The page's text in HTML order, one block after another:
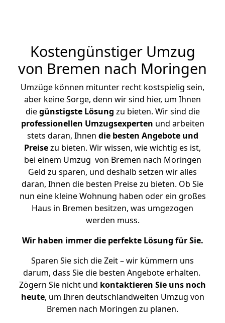
Kostengünstiger Umzug
von Bremen nach Moringen
Umzüge können mitunter recht kostspielig sein,
aber keine Sorge, denn wir sind hier, um Ihnen
diegünstigste Lösung zu bieten. Wir sind die
professionellen Umzugsexperten und arbeiten
stets daran, Ihnen die besten Angebote und
Preisezu bieten. Wir wissen, wie wichtig es ist,
bei einem Umzug von Bremen nach Moringen
Geld zu sparen, und deshalb setzen wir alles
daran, Ihnen die besten Preise zu bieten. Ob Sie
nun eine kleine Wohnung haben oder ein großes
Haus in Bremen besitzen, was umgezogen
werden muss.
Wir haben immer die perfekte Lösung für Sie.
Sparen Sie sich die Zeit – wir kümmern uns
darum, dass Sie die besten Angebote erhalten.
Zögern Sie nicht und kontaktieren Sie uns noch
heute, um Ihren deutschlandweiten Umzug von
Bremen nach Moringen zu planen.